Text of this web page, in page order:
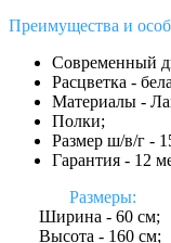
Преимущества и
Современный
Расцветка -
Материалы -
Полки;
Размер ш/в/г -
Гарантия - 12
Размеры:
Ширина - 60 см;
Высота - 160 см;